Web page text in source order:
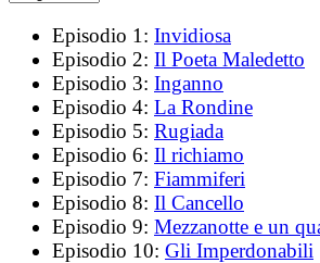
Episodio 1: Invidiosa
Episodio 2: Il Poeta Maledetto
Episodio 3: Inganno
Episodio 4: La Rondine
Episodio 5: Rugiada
Episodio 6: Il richiamo
Episodio 7: Fiammiferi
Episodio 8: Il Cancello
Episodio 9: Mezzanotte e un
Episodio 10: Gli Imperdonabili